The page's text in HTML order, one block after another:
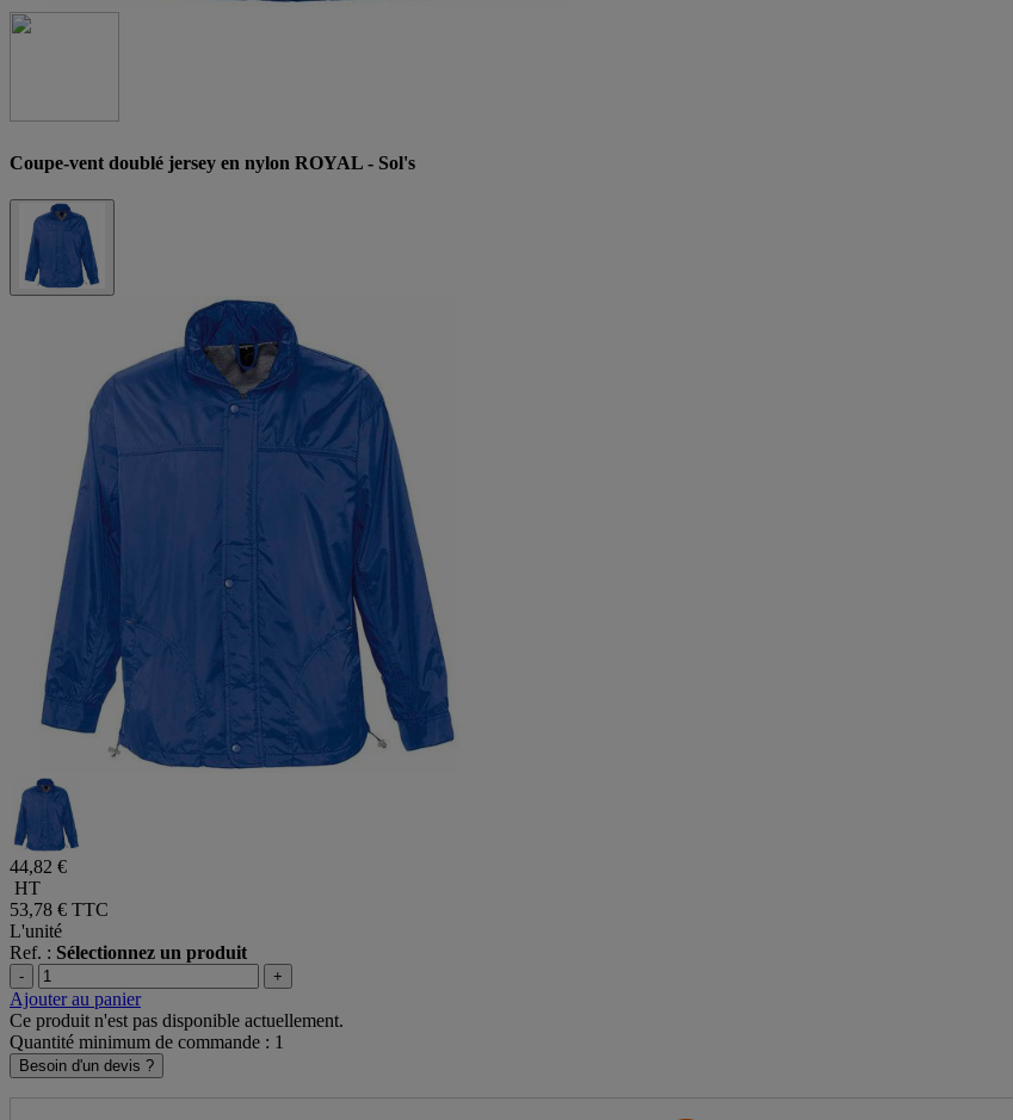
Coupe-vent doublé jersey en nylon ROYAL - Sol's
44,82 €
HT
53,78 € TTC
L'unité
Ref. : Sélectionnez un produit
- +
Ajouter au panier
Ce produit n'est pas disponible actuellement.
Quantité minimum de commande : 1
Besoin d'un devis ?